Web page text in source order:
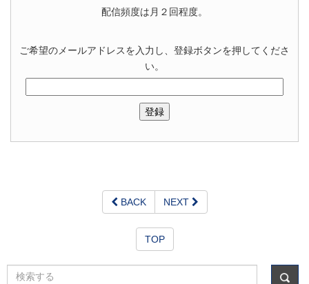
配信頻度は月２回程度。
ご希望のメールアドレスを入力し、登録ボタンを押してくださ
い。
BACK NEXT
TOP